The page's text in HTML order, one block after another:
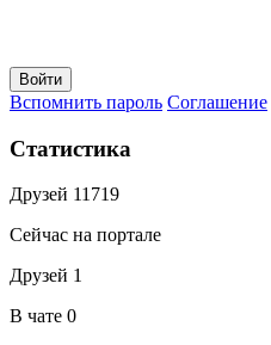
Вспомнить пароль Соглашение
Статистика
Друзей 11719
Сейчас на портале
Друзей 1
В чате 0